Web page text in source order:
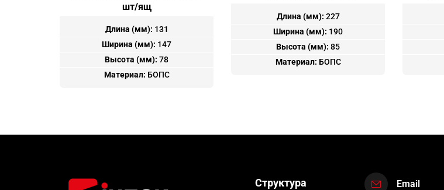
шт/ящ
Длина (мм): 131
Ширина (мм): 147
Высота (мм): 78
Материал: БОПС
Длина (мм): 227
Ширина (мм): 190
Высота (мм): 85
Материал: БОПС
Структура Email